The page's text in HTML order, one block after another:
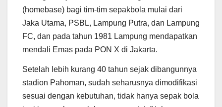
(homebase) bagi tim-tim sepakbola mulai dari
Jaka Utama, PSBL, Lampung Putra, dan Lampung
FC, dan pada tahun 1981 Lampung mendapatkan
mendali Emas pada PON X di Jakarta.
Setelah lebih kurang 40 tahun sejak dibangunnya
stadion Pahoman, sudah seharusnya dimodifikasi
sesuai dengan kebutuhan, tidak hanya sepak bola